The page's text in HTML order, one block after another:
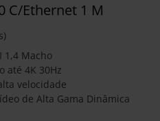
C/Ethernet 1 M
1,4 Macho
até 4K 30Hz
velocidade
de Alta Gama Dinâmica